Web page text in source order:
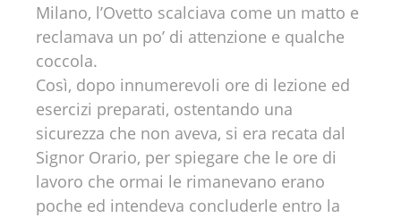
Milano, l’Ovetto scalciava come un matto e
reclamava un po’ di attenzione e qualche
coccola.
Così, dopo innumerevoli ore di lezione ed
esercizi preparati, ostentando una
sicurezza che non aveva, si era recata dal
Signor Orario, per spiegare che le ore di
lavoro che ormai le rimanevano erano
poche ed intendeva concluderle entro la